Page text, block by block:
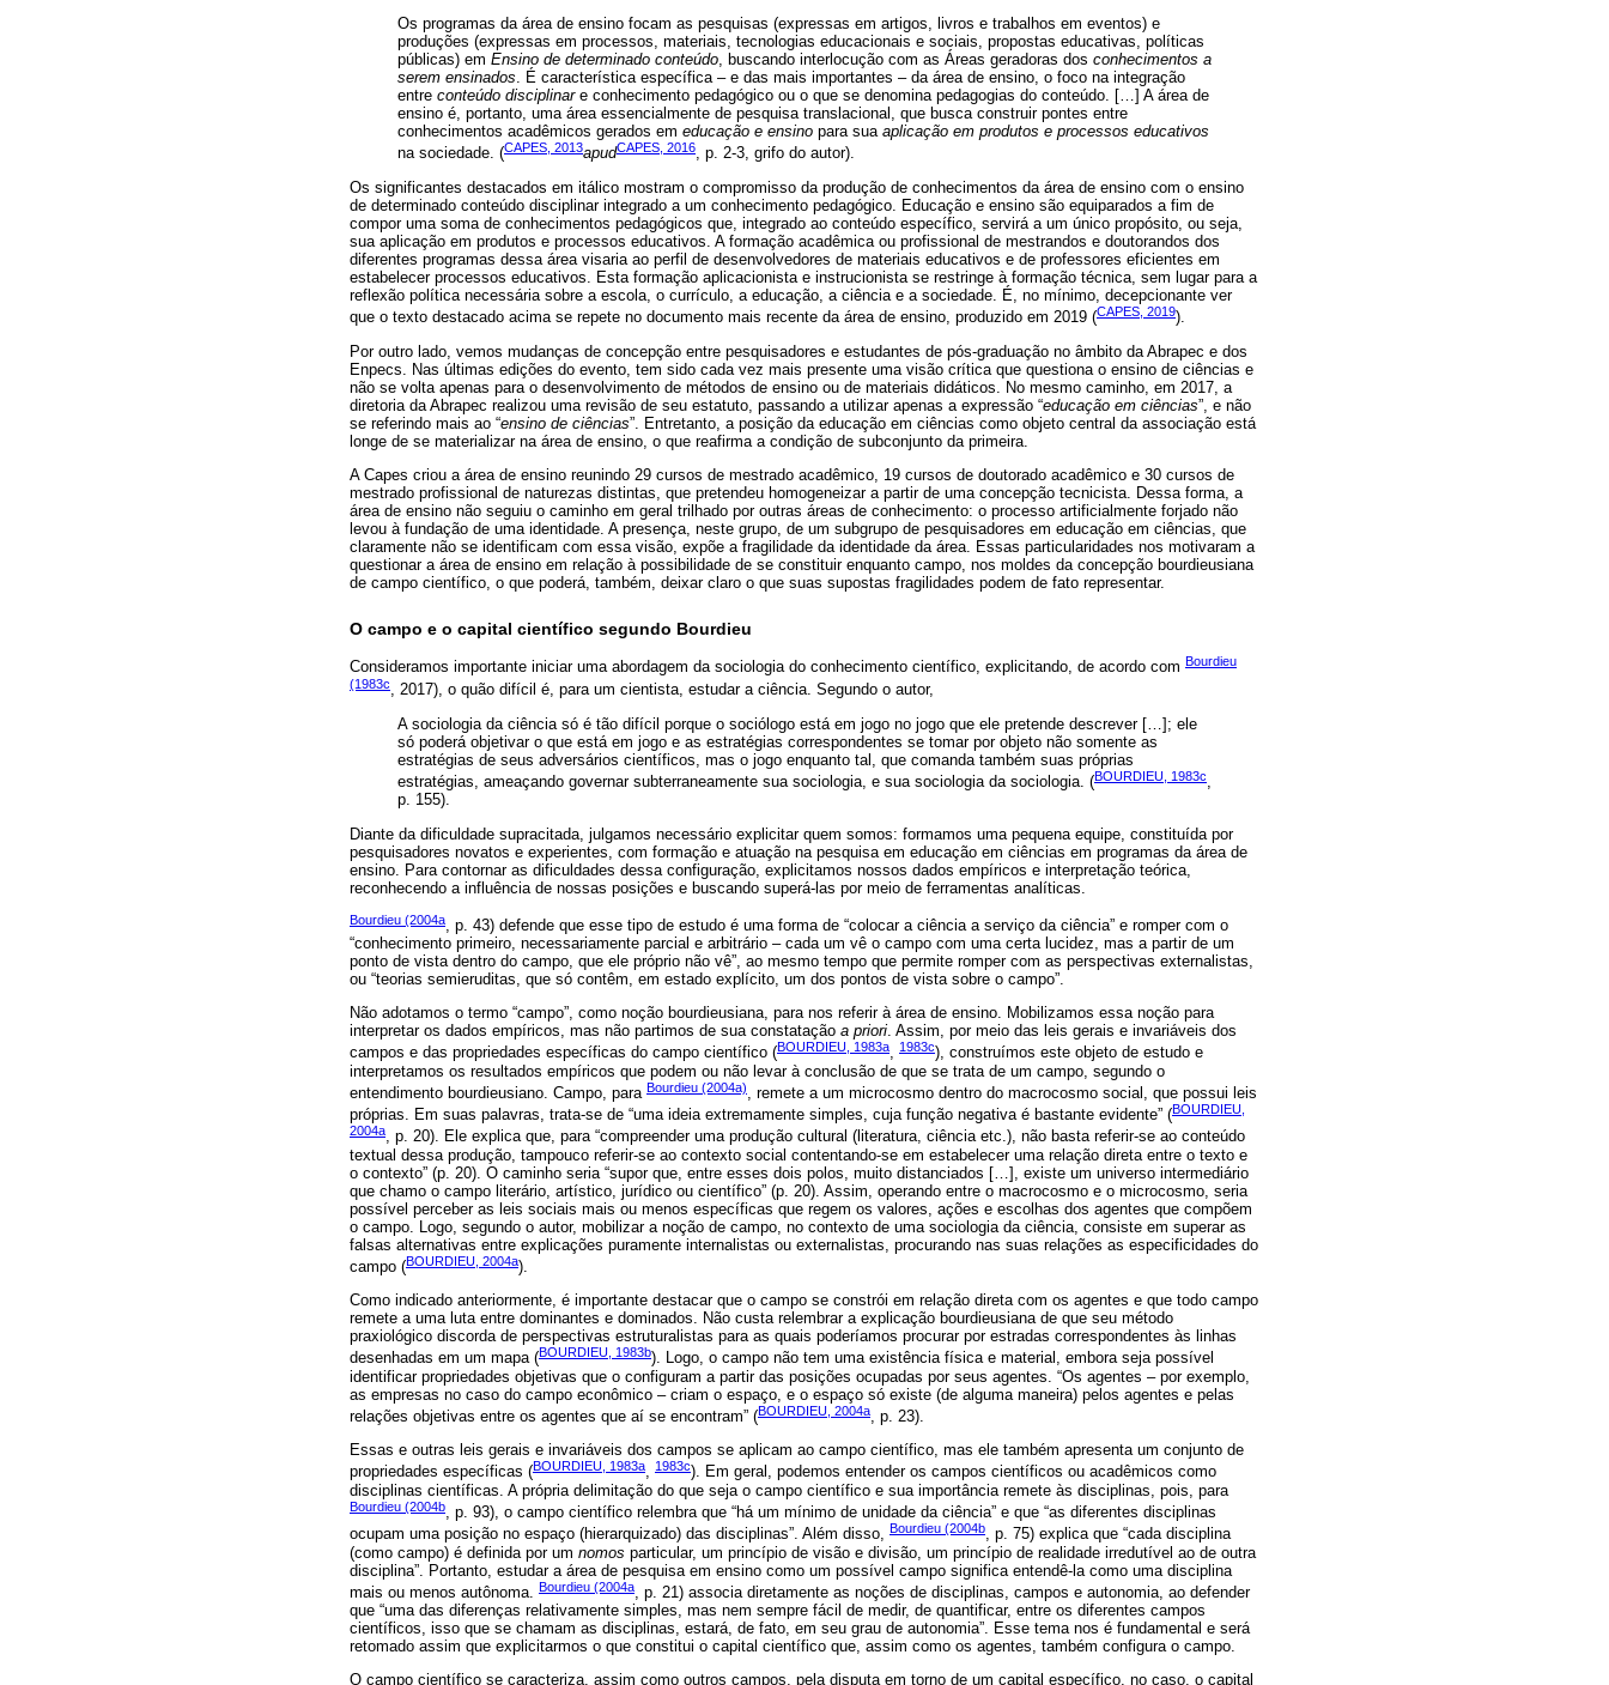
Os programas da área de ensino focam as pesquisas (expressas em artigos, livros e trabalhos em eventos) e
produções (expressas em processos, materiais, tecnologias educacionais e sociais, propostas educativas, políticas
públicas) em Ensino de determinado conteúdo, buscando interlocução com as Áreas geradoras dos conhecimentos a
serem ensinados. É característica específica – e das mais importantes – da área de ensino, o foco na integração
entre conteúdo disciplinare conhecimento pedagógico ou o que se denomina pedagogias do conteúdo. […] A área de
ensino é, portanto, uma área essencialmente de pesquisa translacional, que busca construir pontes entre
conhecimentos acadêmicos gerados em educação e ensino para sua aplicação em produtos e processos educativos
na sociedade. (CAPES, 2013apudCAPES, 2016, p. 2-3, grifo do autor).
Os significantes destacados em itálico mostram o compromisso da produção de conhecimentos da área de ensino com o ensino
de determinado conteúdo disciplinar integrado a um conhecimento pedagógico. Educação e ensino são equiparados a fim de
compor uma soma de conhecimentos pedagógicos que, integrado ao conteúdo específico, servirá a um único propósito, ou seja,
sua aplicação em produtos e processos educativos. A formação acadêmica ou profissional de mestrandos e doutorandos dos
diferentes programas dessa área visaria ao perfil de desenvolvedores de materiais educativos e de professores eficientes em
estabelecer processos educativos. Esta formação aplicacionista e instrucionista se restringe à formação técnica, sem lugar para a
reflexão política necessária sobre a escola, o currículo, a educação, a ciência e a sociedade. É, no mínimo, decepcionante ver
que o texto destacado acima se repete no documento mais recente da área de ensino, produzido em 2019 (CAPES, 2019).
Por outro lado, vemos mudanças de concepção entre pesquisadores e estudantes de pós-graduação no âmbito da Abrapec e dos
Enpecs. Nas últimas edições do evento, tem sido cada vez mais presente uma visão crítica que questiona o ensino de ciências e
não se volta apenas para o desenvolvimento de métodos de ensino ou de materiais didáticos. No mesmo caminho, em 2017, a
diretoria da Abrapec realizou uma revisão de seu estatuto, passando a utilizar apenas a expressão “educação em ciências”, e não
se referindo mais ao “ensino de ciências”. Entretanto, a posição da educação em ciências como objeto central da associação está
longe de se materializar na área de ensino, o que reafirma a condição de subconjunto da primeira.
A Capes criou a área de ensino reunindo 29 cursos de mestrado acadêmico, 19 cursos de doutorado acadêmico e 30 cursos de
mestrado profissional de naturezas distintas, que pretendeu homogeneizar a partir de uma concepção tecnicista. Dessa forma, a
área de ensino não seguiu o caminho em geral trilhado por outras áreas de conhecimento: o processo artificialmente forjado não
levou à fundação de uma identidade. A presença, neste grupo, de um subgrupo de pesquisadores em educação em ciências, que
claramente não se identificam com essa visão, expõe a fragilidade da identidade da área. Essas particularidades nos motivaram a
questionar a área de ensino em relação à possibilidade de se constituir enquanto campo, nos moldes da concepção bourdieusiana
de campo científico, o que poderá, também, deixar claro o que suas supostas fragilidades podem de fato representar.
O campo e o capital científico segundo Bourdieu
Consideramos importante iniciar uma abordagem da sociologia do conhecimento científico, explicitando, de acordo com Bourdieu
(1983c
, 2017), o quão difícil é, para um cientista, estudar a ciência. Segundo o autor,
A sociologia da ciência só é tão difícil porque o sociólogo está em jogo no jogo que ele pretende descrever […]; ele
só poderá objetivar o que está em jogo e as estratégias correspondentes se tomar por objeto não somente as
estratégias de seus adversários científicos, mas o jogo enquanto tal, que comanda também suas próprias
estratégias, ameaçando governar subterraneamente sua sociologia, e sua sociologia da sociologia. (BOURDIEU, 1983c
p. 155).
Diante da dificuldade supracitada, julgamos necessário explicitar quem somos: formamos uma pequena equipe, constituída por
pesquisadores novatos e experientes, com formação e atuação na pesquisa em educação em ciências em programas da área de
ensino. Para contornar as dificuldades dessa configuração, explicitamos nossos dados empíricos e interpretação teórica,
reconhecendo a influência de nossas posições e buscando superá-las por meio de ferramentas analíticas.
Bourdieu (2004a, p. 43) defende que esse tipo de estudo é uma forma de “colocar a ciência a serviço da ciência” e romper com o
“conhecimento primeiro, necessariamente parcial e arbitrário – cada um vê o campo com uma certa lucidez, mas a partir de um
ponto de vista dentro do campo, que ele próprio não vê”, ao mesmo tempo que permite romper com as perspectivas externalistas,
ou “teorias semieruditas, que só contêm, em estado explícito, um dos pontos de vista sobre o campo”.
Não adotamos o termo “campo”, como noção bourdieusiana, para nos referir à área de ensino. Mobilizamos essa noção para
interpretar os dados empíricos, mas não partimos de sua constatação a priori. Assim, por meio das leis gerais e invariáveis dos
campos e das propriedades específicas do campo científico (BOURDIEU, 1983a, 1983c), construímos este objeto de estudo e
interpretamos os resultados empíricos que podem ou não levar à conclusão de que se trata de um campo, segundo o
entendimento bourdieusiano. Campo, para Bourdieu (2004a), remete a um microcosmo dentro do macrocosmo social, que possui leis
próprias. Em suas palavras, trata-se de “uma ideia extremamente simples, cuja função negativa é bastante evidente” (BOURDIEU,
2004a, p. 20). Ele explica que, para “compreender uma produção cultural (literatura, ciência etc.), não basta referir-se ao conteúdo
textual dessa produção, tampouco referir-se ao contexto social contentando-se em estabelecer uma relação direta entre o texto e
o contexto” (p. 20). O caminho seria “supor que, entre esses dois polos, muito distanciados […], existe um universo intermediário
que chamo o campo literário, artístico, jurídico ou científico” (p. 20). Assim, operando entre o macrocosmo e o microcosmo, seria
possível perceber as leis sociais mais ou menos específicas que regem os valores, ações e escolhas dos agentes que compõem
o campo. Logo, segundo o autor, mobilizar a noção de campo, no contexto de uma sociologia da ciência, consiste em superar as
falsas alternativas entre explicações puramente internalistas ou externalistas, procurando nas suas relações as especificidades do
campo (BOURDIEU, 2004a).
Como indicado anteriormente, é importante destacar que o campo se constrói em relação direta com os agentes e que todo campo
remete a uma luta entre dominantes e dominados. Não custa relembrar a explicação bourdieusiana de que seu método
praxiológico discorda de perspectivas estruturalistas para as quais poderíamos procurar por estradas correspondentes às linhas
desenhadas em um mapa (BOURDIEU, 1983b). Logo, o campo não tem uma existência física e material, embora seja possível
identificar propriedades objetivas que o configuram a partir das posições ocupadas por seus agentes. “Os agentes – por exemplo,
as empresas no caso do campo econômico – criam o espaço, e o espaço só existe (de alguma maneira) pelos agentes e pelas
relações objetivas entre os agentes que aí se encontram” (BOURDIEU, 2004a, p. 23).
Essas e outras leis gerais e invariáveis dos campos se aplicam ao campo científico, mas ele também apresenta um conjunto de
propriedades específicas (BOURDIEU, 1983a, 1983c). Em geral, podemos entender os campos científicos ou acadêmicos como
disciplinas científicas. A própria delimitação do que seja o campo científico e sua importância remete às disciplinas, pois, para
Bourdieu (2004b, p. 93), o campo científico relembra que “há um mínimo de unidade da ciência” e que “as diferentes disciplinas
ocupam uma posição no espaço (hierarquizado) das disciplinas”. Além disso, Bourdieu (2004b, p. 75) explica que “cada disciplina
(como campo) é definida por um nomos particular, um princípio de visão e divisão, um princípio de realidade irredutível ao de outra
disciplina”. Portanto, estudar a área de pesquisa em ensino como um possível campo significa entendê-la como uma disciplina
mais ou menos autônoma.
Bourdieu (2004a
, p. 21) associa diretamente as noções de disciplinas, campos e autonomia, ao defender
que “uma das diferenças relativamente simples, mas nem sempre fácil de medir, de quantificar, entre os diferentes campos
científicos, isso que se chamam as disciplinas, estará, de fato, em seu grau de autonomia”. Esse tema nos é fundamental e será
retomado assim que explicitarmos o que constitui o capital científico que, assim como os agentes, também configura o campo.
O campo científico se caracteriza, assim como outros campos, pela disputa em torno de um capital específico, no caso, o capital